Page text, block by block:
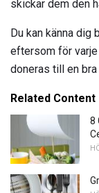
skickar dem den
Du kan känna dig
eftersom för
doneras till en bra
Related Content
8